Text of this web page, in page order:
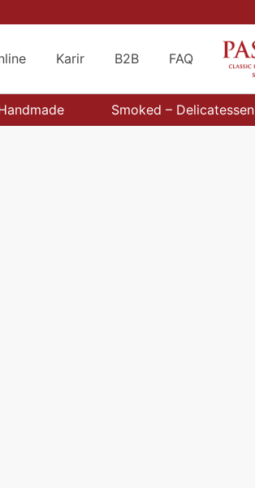
Karir B2B FAQ
Smoked – Delicatessen